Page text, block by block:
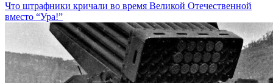
Что штрафники кричали во время Великой Отечественной
вместо “Ура!”